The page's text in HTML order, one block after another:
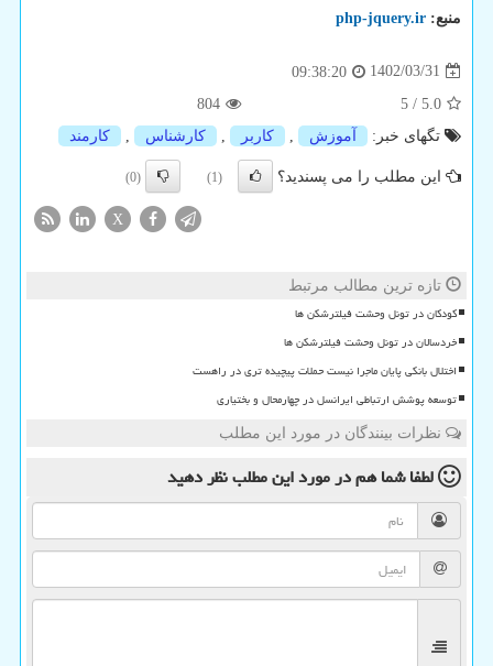
منبع: php-jquery.ir
1402/03/31
09:38:20
5.0
/
5
804
تگهای خبر:
آموزش , كاربر , كارشناس , كارمند
این مطلب را می پسندید؟ (1)
(0)
X
تازه ترین مطالب مرتبط
کودکان در تونل وحشت فیلترشکن ها
خردسالان در تونل وحشت فیلترشکن ها
اختلال بانکی پایان ماجرا نیست حملات پیچیده تری در راهست
توسعه پوشش ارتباطی ایرانسل در چهارمحال و بختیاری
نظرات بینندگان در مورد این مطلب
لطفا شما همدر مورد این مطلبنظر دهید